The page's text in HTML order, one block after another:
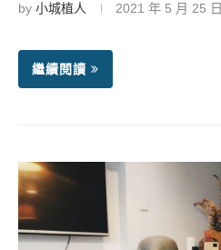
by 小城植人 2021 年 5 月 25 日
繼續閱讀